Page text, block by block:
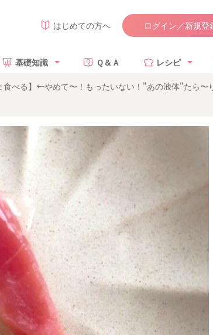
はじめての方へ ログイン／新規登
基礎知識 Ｑ＆Ａ レシピ
食べる】←やめて〜！もったいない！"あの液体"たら